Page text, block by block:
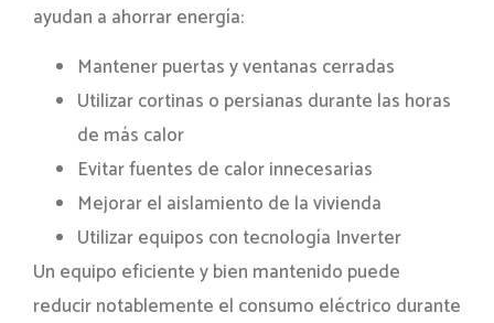
ayudan a ahorrar energía:
Mantener puertas y ventanas cerradas
Utilizar cortinas o persianas durante las horas
de más calor
Evitar fuentes de calor innecesarias
Mejorar el aislamiento de la vivienda
Utilizar equipos con tecnología Inverter
Un equipo eficiente y bien mantenido puede
reducir notablemente el consumo eléctrico durante